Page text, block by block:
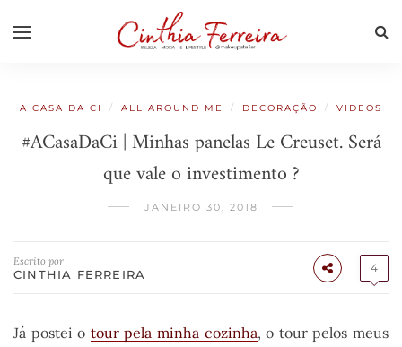
A CASA DA CI / ALL AROUND ME / DECORAÇÃO / VIDEOS
#ACasaDaCi | Minhas panelas Le Creuset. Será
que vale o investimento ?
JANEIRO 30, 2018
Escrito por
CINTHIA FERREIRA 4
Já postei o tour pela minha cozinha, o tour pelos meus